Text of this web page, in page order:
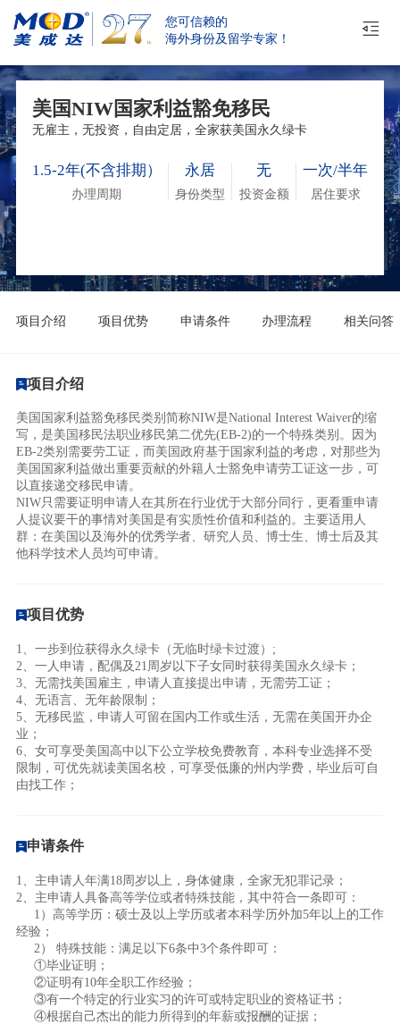
您可信赖的
海外身份及留学专家！
美国NIW国家利益豁免移民
无雇主，无投资，自由定居，全家获美国永久绿卡
1.5-2年(不含排期）
办理周期
永居
身份类型
无
投资金额
一次/半年
居住要求
项目介绍 项目优势 申请条件 办理流程 相关问答
项目介绍
美国国家利益豁免移民类别简称NIW是National Interest Waiver的缩
写，是美国移民法职业移民第二优先(EB-2)的一个特殊类别。因为
EB-2类别需要劳工证，而美国政府基于国家利益的考虑，对那些为
美国国家利益做出重要贡献的外籍人士豁免申请劳工证这一步，可
以直接递交移民申请。
NIW只需要证明申请人在其所在行业优于大部分同行，更看重申请
人提议要干的事情对美国是有实质性价值和利益的。主要适用人
群：在美国以及海外的优秀学者、研究人员、博士生、博士后及其
他科学技术人员均可申请。
项目优势
1、一步到位获得永久绿卡（无临时绿卡过渡）;
2、一人申请，配偶及21周岁以下子女同时获得美国永久绿卡；
3、无需找美国雇主，申请人直接提出申请，无需劳工证；
4、无语言、无年龄限制；
5、无移民监，申请人可留在国内工作或生活，无需在美国开办企
业；
6、女可享受美国高中以下公立学校免费教育，本科专业选择不受
限制，可优先就读美国名校，可享受低廉的州内学费，毕业后可自
由找工作；
申请条件
1、主申请人年满18周岁以上，身体健康，全家无犯罪记录；
2、主申请人具备高等学位或者特殊技能，其中符合一条即可：
1）高等学历：硕士及以上学历或者本科学历外加5年以上的工作
经验；
2） 特殊技能：满足以下6条中3个条件即可：
①毕业证明；
②证明有10年全职工作经验；
③有一个特定的行业实习的许可或特定职业的资格证书；
④根据自己杰出的能力所得到的年薪或报酬的证据；